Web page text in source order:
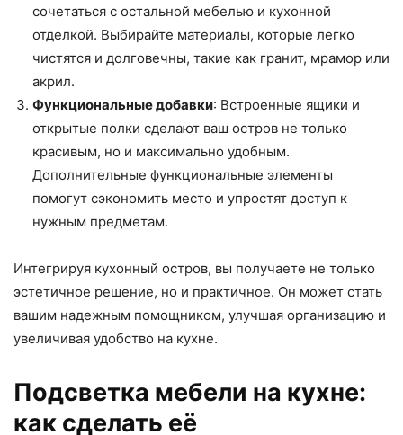
сочетаться с остальной мебелью и кухонной
отделкой. Выбирайте материалы, которые легко
чистятся и долговечны, такие как гранит, мрамор или
акрил.
Функциональные добавки: Встроенные ящики и
открытые полки сделают ваш остров не только
красивым, но и максимально удобным.
Дополнительные функциональные элементы
помогут сэкономить место и упростят доступ к
нужным предметам.
Интегрируя кухонный остров, вы получаете не только
эстетичное решение, но и практичное. Он может стать
вашим надежным помощником, улучшая организацию и
увеличивая удобство на кухне.
Подсветка мебели на кухне:
как сделать её